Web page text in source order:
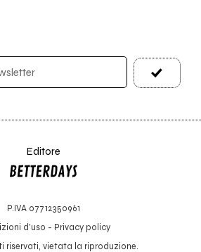
Editore
P.IVA 07712350961
d'uso - Privacy policy
riservati, vietata la riproduzione.